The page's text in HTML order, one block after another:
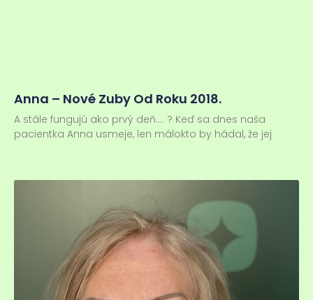
Anna – Nové Zuby Od Roku 2018.
A stále fungujú ako prvý deň…. ? Keď sa dnes naša
pacientka Anna usmeje, len málokto by hádal, že jej